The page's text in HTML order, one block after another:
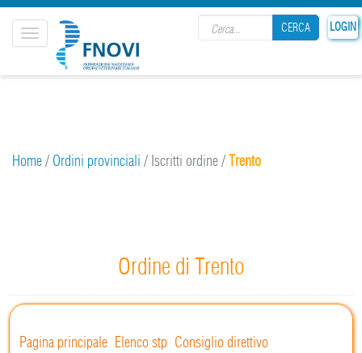
25
LOGIN
CERCA
Toggle
navigation
Home/ Ordini provinciali / Iscritti ordine/Trento
Ordine di Trento
Pagina principale Elenco stp Consiglio direttivo